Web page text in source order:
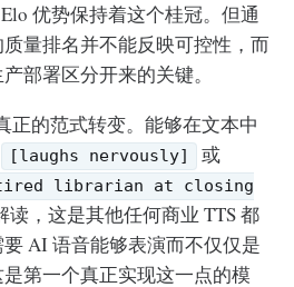
优势保持着这个桂冠。但通
量排名并不能反映可控性，而
部署区分开来的关键。
正的范式转变。能够在文本中
[laughs nervously] 或
librarian at closing
读，这是其他任何商业 TTS 都
AI 语音能够表演而不仅仅是
第一个真正实现这一点的模